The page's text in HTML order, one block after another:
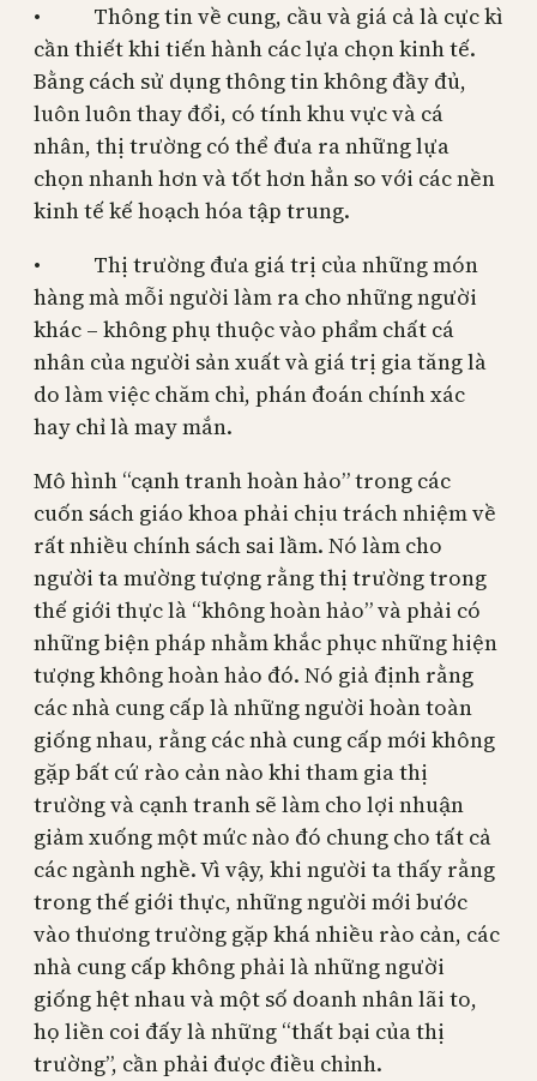
• Thông tin về cung, cầu và giá cả là cực kì
cần thiết khi tiến hành các lựa chọn kinh tế.
Bằng cách sử dụng thông tin không đầy đủ,
luôn luôn thay đổi, có tính khu vực và cá
nhân, thị trường có thể đưa ra những lựa
chọn nhanh hơn và tốt hơn hẳn so với các nền
kinh tế kế hoạch hóa tập trung.
• Thị trường đưa giá trị của những món
hàng mà mỗi người làm ra cho những người
khác – không phụ thuộc vào phẩm chất cá
nhân của người sản xuất và giá trị gia tăng là
do làm việc chăm chỉ, phán đoán chính xác
hay chỉ là may mắn.
Mô hình “cạnh tranh hoàn hảo” trong các
cuốn sách giáo khoa phải chịu trách nhiệm về
rất nhiều chính sách sai lầm. Nó làm cho
người ta mường tượng rằng thị trường trong
thế giới thực là “không hoàn hảo” và phải có
những biện pháp nhằm khắc phục những hiện
tượng không hoàn hảo đó. Nó giả định rằng
các nhà cung cấp là những người hoàn toàn
giống nhau, rằng các nhà cung cấp mới không
gặp bất cứ rào cản nào khi tham gia thị
trường và cạnh tranh sẽ làm cho lợi nhuận
giảm xuống một mức nào đó chung cho tất cả
các ngành nghề. Vì vậy, khi người ta thấy rằng
trong thế giới thực, những người mới bước
vào thương trường gặp khá nhiều rào cản, các
nhà cung cấp không phải là những người
giống hệt nhau và một số doanh nhân lãi to,
họ liền coi đấy là những “thất bại của thị
trường”, cần phải được điều chỉnh.